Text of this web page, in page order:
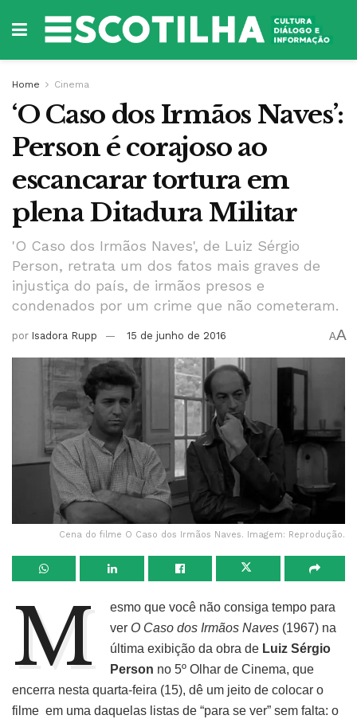
Home Cinema
‘O Caso dos Irmãos Naves’:
Person é corajoso ao
escancarar tortura em
plena Ditadura Militar
'O Caso dos Irmãos Naves', de Luiz Sérgio
Person, retrata um dos fatos mais graves de
injustiça do país, de irmãos presos e
condenados por um crime que não cometeram.
por Isadora Rupp 15 de junho de 2016 AA
Cena do filme O Caso dos Irmãos Naves. Imagem: Reprodução.
M
esmo que você não consiga tempo para
ver O Caso dos Irmãos Naves (1967) na
última exibição da obra de Luiz Sérgio
Person no 5º Olhar de Cinema, que
encerra nesta quarta-feira (15), dê um jeito de colocar o
filme em uma daquelas listas de “para se ver” sem falta: o